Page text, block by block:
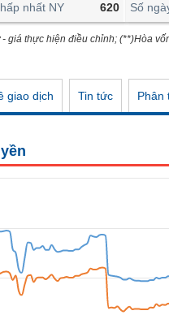
nhất NY
620
Số
giá thực hiện điều chỉnh; (**)Hòa
giao dịch Tin tức Phân
YẾU